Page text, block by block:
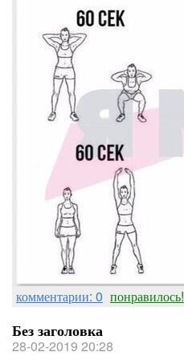
комментарии: 0 понравилось!
Без заголовка
28-02-2019 20:28